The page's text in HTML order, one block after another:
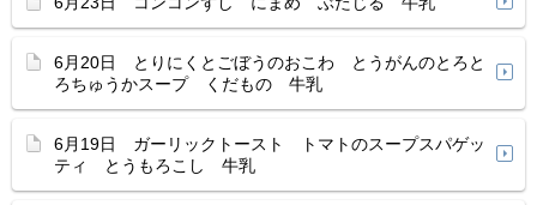
6月20日 とりにくとごぼうのおこわ とうがんのとろと
ろちゅうかスープ くだもの 牛乳
6月19日 ガーリックトースト トマトのスープスパゲッ
ティ とうもろこし 牛乳